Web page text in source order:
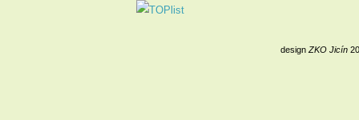
design ZKO Jicín